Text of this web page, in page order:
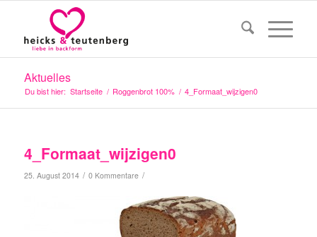
Aktuelles
Du bist hier: Startseite / Roggenbrot 100% / 4_Formaat_wijzigen0
4_Formaat_wijzigen0
25. August 2014 / 0 Kommentare /